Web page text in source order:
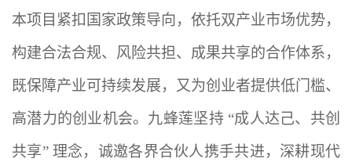
本项目紧扣国家政策导向，依托双产业市场优势，
构建合法合规、风险共担、成果共享的合作体系，
既保障产业可持续发展，又为创业者提供低门槛、
高潜力的创业机会。九蜂莲坚持 “成人达己、共创
共享” 理念，诚邀各界合伙人携手共进，深耕现代